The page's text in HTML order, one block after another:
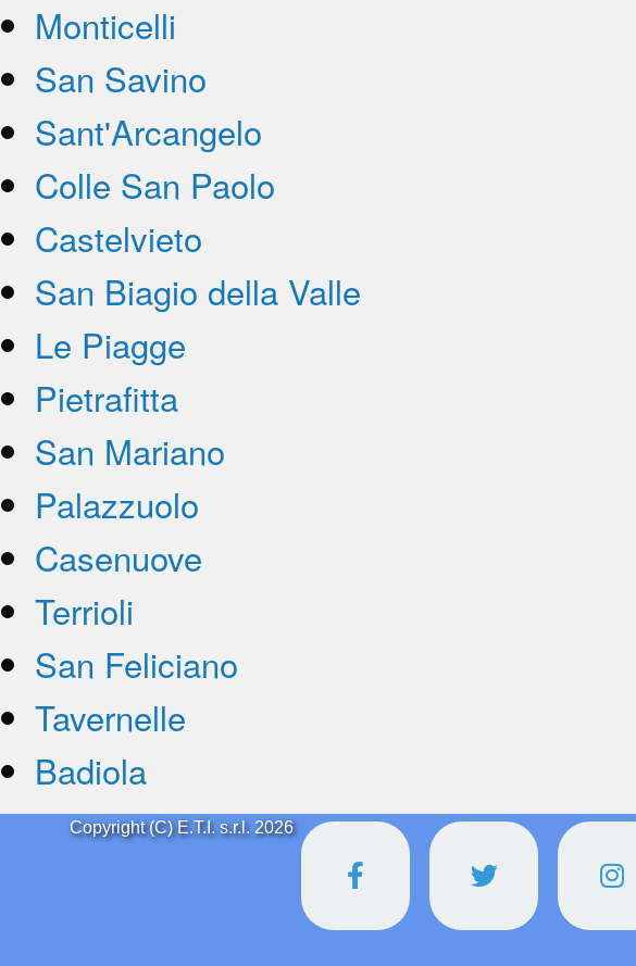
Monticelli
San Savino
Sant'Arcangelo
Colle San Paolo
Castelvieto
San Biagio della Valle
Le Piagge
Pietrafitta
San Mariano
Palazzuolo
Casenuove
Terrioli
San Feliciano
Tavernelle
Badiola
Copyright (C) E.T.I. s.r.l. 2026